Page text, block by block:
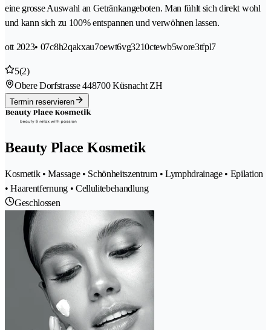
eine grosse Auswahl an Getränkangeboten. Man fühlt sich direkt wohl
und kann sich zu 100% entspannen und verwöhnen lassen.
ott 2023• 07c8h2qakxau7oewt6vg3210ctewb5wore3tfpl7
5(2)
Obere Dorfstrasse 448700 Küsnacht ZH
Termin reservieren
Beauty Place Kosmetik
Kosmetik • Massage • Schönheitszentrum • Lymphdrainage • Epilation
• Haarentfernung • Cellulitebehandlung
Geschlossen